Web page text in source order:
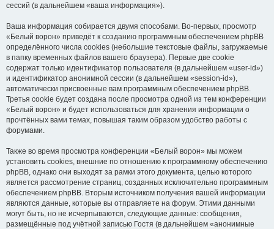
сессий (в дальнейшем «ваша информация»).
Ваша информация собирается двумя способами. Во-первых, просмотр
«Белый ворон» приведёт к созданию программным обеспечением phpBB
определённого числа cookies (небольшие текстовые файлы, загружаемые
в папку временных файлов вашего браузера). Первые две cookie
содержат только идентификатор пользователя (в дальнейшем «user-id»)
и идентификатор анонимной сессии (в дальнейшем «session-id»),
автоматически присвоенные вам программным обеспечением phpBB.
Третья cookie будет создана после просмотра одной из тем конференции
«Белый ворон» и будет использоваться для хранения информации о
прочтённых вами темах, повышая таким образом удобство работы с
форумами.
Также во время просмотра конференции «Белый ворон» мы можем
установить cookies, внешние по отношению к программному обеспечению
phpBB, однако они выходят за рамки этого документа, целью которого
является рассмотрение страниц, созданных исключительно программным
обеспечением phpBB. Вторым источником получения вашей информации
являются данные, которые вы отправляете на форум. Этими данными
могут быть, но не исчерпываются, следующие данные: сообщения,
размещённые под учётной записью Гостя (в дальнейшем «анонимные